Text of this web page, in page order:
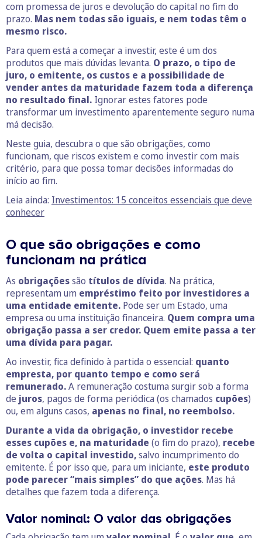
com promessa de juros e devolução do capital no fim do
prazo. Mas nem todas são iguais, e nem todas têm o
mesmo risco.
Para quem está a começar a investir, este é um dos
produtos que mais dúvidas levanta. O prazo, o tipo de
juro, o emitente, os custos e a possibilidade de
vender antes da maturidade fazem toda a diferença
no resultado final. Ignorar estes fatores pode
transformar um investimento aparentemente seguro numa
má decisão.
Neste guia, descubra o que são obrigações, como
funcionam, que riscos existem e como investir com mais
critério, para que possa tomar decisões informadas do
início ao fim.
Leia ainda: Investimentos: 15 conceitos essenciais que deve
conhecer
O que são obrigações e como
funcionam na prática
As obrigaçõessão títulos de dívida. Na prática,
representam um empréstimo feito por investidores a
uma entidade emitente. Pode ser um Estado, uma
empresa ou uma instituição financeira. Quem compra uma
obrigação passa a ser credor. Quem emite passa a ter
uma dívida para pagar.
Ao investir, fica definido à partida o essencial: quanto
empresta, por quanto tempo e como será
remunerado.A remuneração costuma surgir sob a forma
de juros, pagos de forma periódica (os chamados cupões)
ou, em alguns casos, apenas no final, no reembolso.
Durante a vida da obrigação, o investidor recebe
esses cupões e, na maturidade (o fim do prazo), recebe
de volta o capital investido,salvo incumprimento do
emitente. É por isso que, para um iniciante, este produto
pode parecer “mais simples” do que ações. Mas há
detalhes que fazem toda a diferença.
Valor nominal: O valor das obrigações